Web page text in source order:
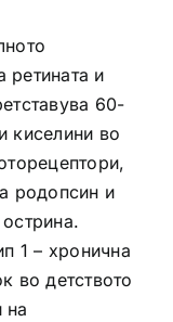
ретината и
60-
киселини во
родопсин и
1 – хронична
во детството
на